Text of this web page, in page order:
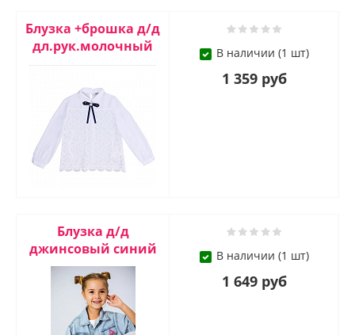
Блузка +брошка д/д
дл.рук.молочный
В наличии (1 шт)
1 359 руб
Блузка д/д
джинсовый синий
В наличии (1 шт)
1 649 руб